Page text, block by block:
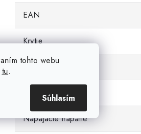
tohto webu
tu.
Súhlasím
EAN
Krytie
Hmotnosť netto
Kód výrobcu
Napájacie napätie